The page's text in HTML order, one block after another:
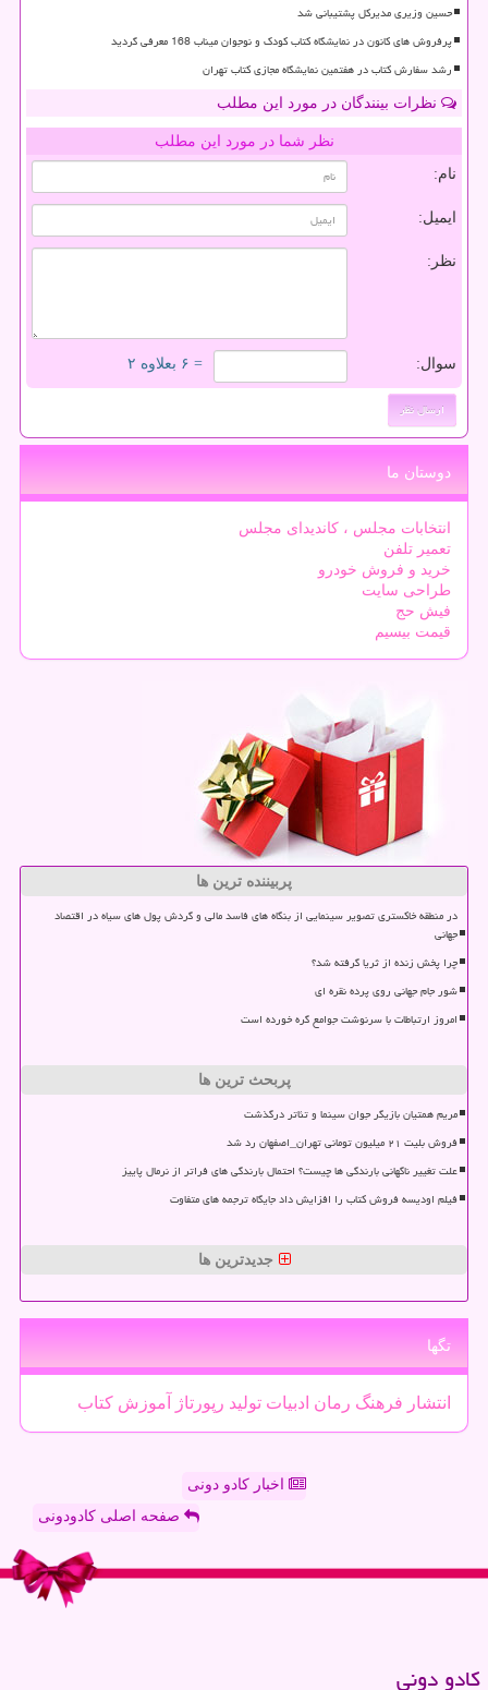
حسین وزیری مدیرکل پشتیبانی شد
پرفروش های کانون در نمایشگاه کتاب کودک و نوجوان میناب 168 معرفی گردید
رشد سفارش کتاب در هفتمین نمایشگاه مجازی کتاب تهران
نظرات بینندگان در مورد این مطلب
نظر شما در مورد این مطلب
نام:
ایمیل:
نظر:
سوال: = ۶ بعلاوه ۲
دوستان ما
انتخابات مجلس ، کاندیدای مجلس
تعمیر تلفن
خرید و فروش خودرو
طراحی سایت
فیش حج
قیمت بیسیم
پربیننده ترین ها
در منطقه خاکستری تصویر سینمایی از بنگاه های فاسد مالی و گردش پول های سیاه در اقتصاد
جهانی
چرا پخش زنده از ثریا گرفته شد؟
شور جام جهانی روی پرده نقره ای
امروز ارتباطات با سرنوشت جوامع گره خورده است
پربحث ترین ها
مریم همتیان بازیگر جوان سینما و تئاتر درگذشت
فروش بلیت ۲۱ میلیون تومانی تهران_اصفهان رد شد
علت تغییر ناگهانی بارندگی ها چیست؟ احتمال بارندگی های فراتر از نرمال پاییز
فیلم اودیسه فروش کتاب را افزایش داد جایگاه ترجمه های متفاوت
جدیدترین ها
تگها
انتشار فرهنگ رمان ادبیات تولید رپورتاژ آموزش كتاب
اخبار کادو دونی
صفحه اصلی کادودونی
كادو دونی